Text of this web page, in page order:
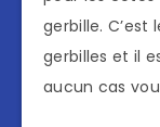
gerbille.
gerbilles et il
aucun cas